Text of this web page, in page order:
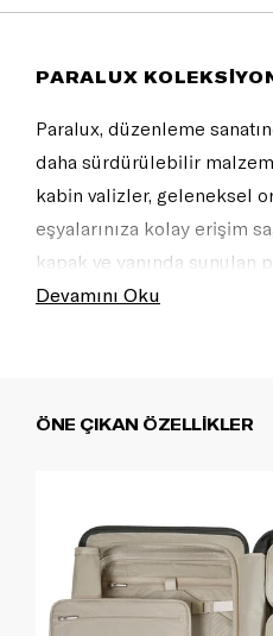
PARALUX
Paralux, düzenleme
daha sürdürülebilir
kabin valizler, geleneksel
eşyalarınıza kolay erişim
kapak ve yanında
donatılmıştır. Çantalar ve
deneyimi ile Paralux'u
Devamını Oku
ÖNE ÇIKAN ÖZELLİKLER